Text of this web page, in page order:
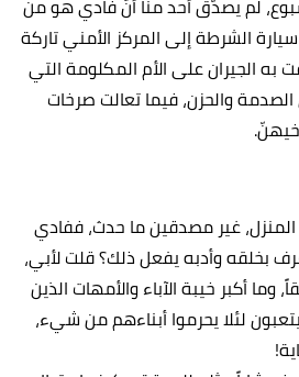
لم يصدّق أحد منّا أنّ فادي هو من
الشرطة إلى المركز الأمني تاركة
به الجيران على الأم المكلومة التي
والحزن، فيما تعالت صرخات
المنزل، غير مصدقين ما حدث، ففادي
بخلقه وأدبه يفعل ذلك؟ قلت لأبي،
أكبر خيبة الآباء والأمهات الذين
لئلا يحرموا أبناءهم من شيء،